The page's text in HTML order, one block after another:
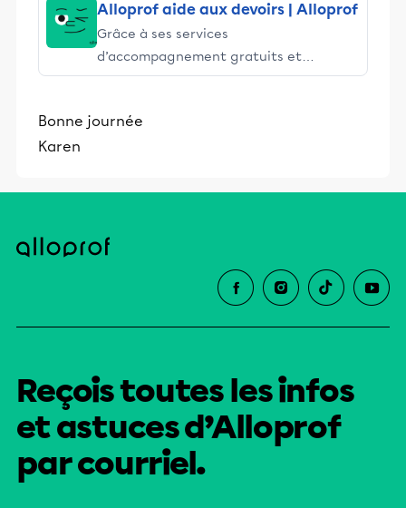
Alloprof aide aux devoirs | Alloprof
Grâce à ses services
d’accompagnement gratuits et
stimulants, Alloprof engage les élèves
éducative.
Bonne journée
Karen
Reçois toutes les infos
et astuces d’Alloprof
par courriel.